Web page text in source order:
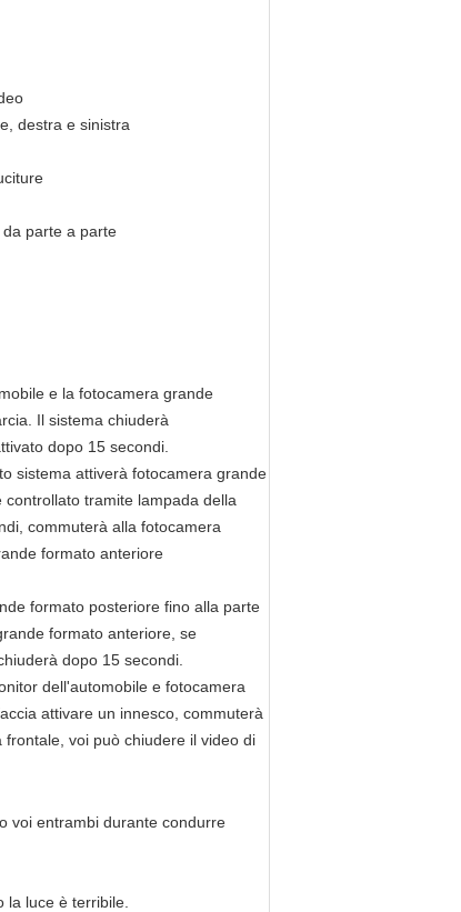
destra e sinistra
parte a parte
e la fotocamera grande
Il sistema chiuderà
dopo 15 secondi.
sistema attiverà fotocamera grande
tramite lampada della
commuterà alla fotocamera
formato anteriore
formato posteriore fino alla parte
formato anteriore, se
dopo 15 secondi.
dell'automobile e fotocamera
attivare un innesco, commuterà
voi può chiudere il video di
voi entrambi durante condurre
luce è terribile.